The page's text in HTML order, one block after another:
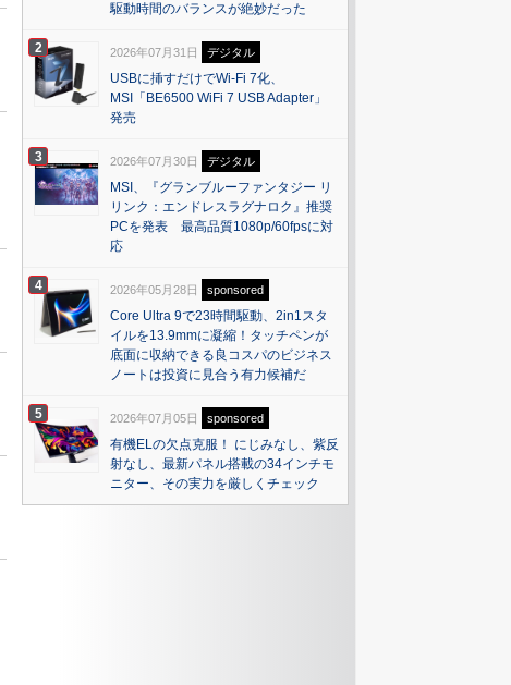
駆動時間のバランスが絶妙だった
2 2026年07月31日 デジタル
USBに挿すだけでWi-Fi 7化、
MSI「BE6500 WiFi 7 USB Adapter」
発売
3 2026年07月30日 デジタル
MSI、『グランブルーファンタジー リ
リンク：エンドレスラグナロク』推奨
PCを発表 最高品質1080p/60fpsに対
応
4 2026年05月28日 sponsored
Core Ultra 9で23時間駆動、2in1スタ
イルを13.9mmに凝縮！タッチペンが
底面に収納できる良コスパのビジネス
ノートは投資に見合う有力候補だ
5 2026年07月05日 sponsored
有機ELの欠点克服！ にじみなし、紫反
射なし、最新パネル搭載の34インチモ
ニター、その実力を厳しくチェック